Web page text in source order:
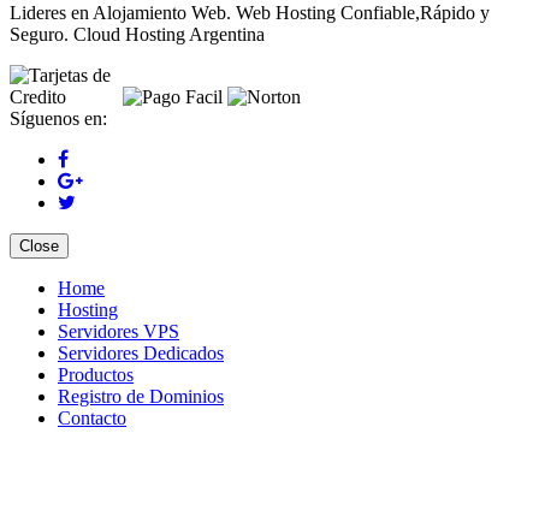
Lideres en Alojamiento Web. Web Hosting Confiable,Rápido y
Seguro. Cloud Hosting Argentina
Síguenos en:
Close
Home
Hosting
Servidores VPS
Servidores Dedicados
Productos
Registro de Dominios
Contacto